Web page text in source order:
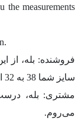
the measurements
فروشنده: بله، از
سایز شما 38 به 32 است؟
مشتری: بله،
می‌روم.